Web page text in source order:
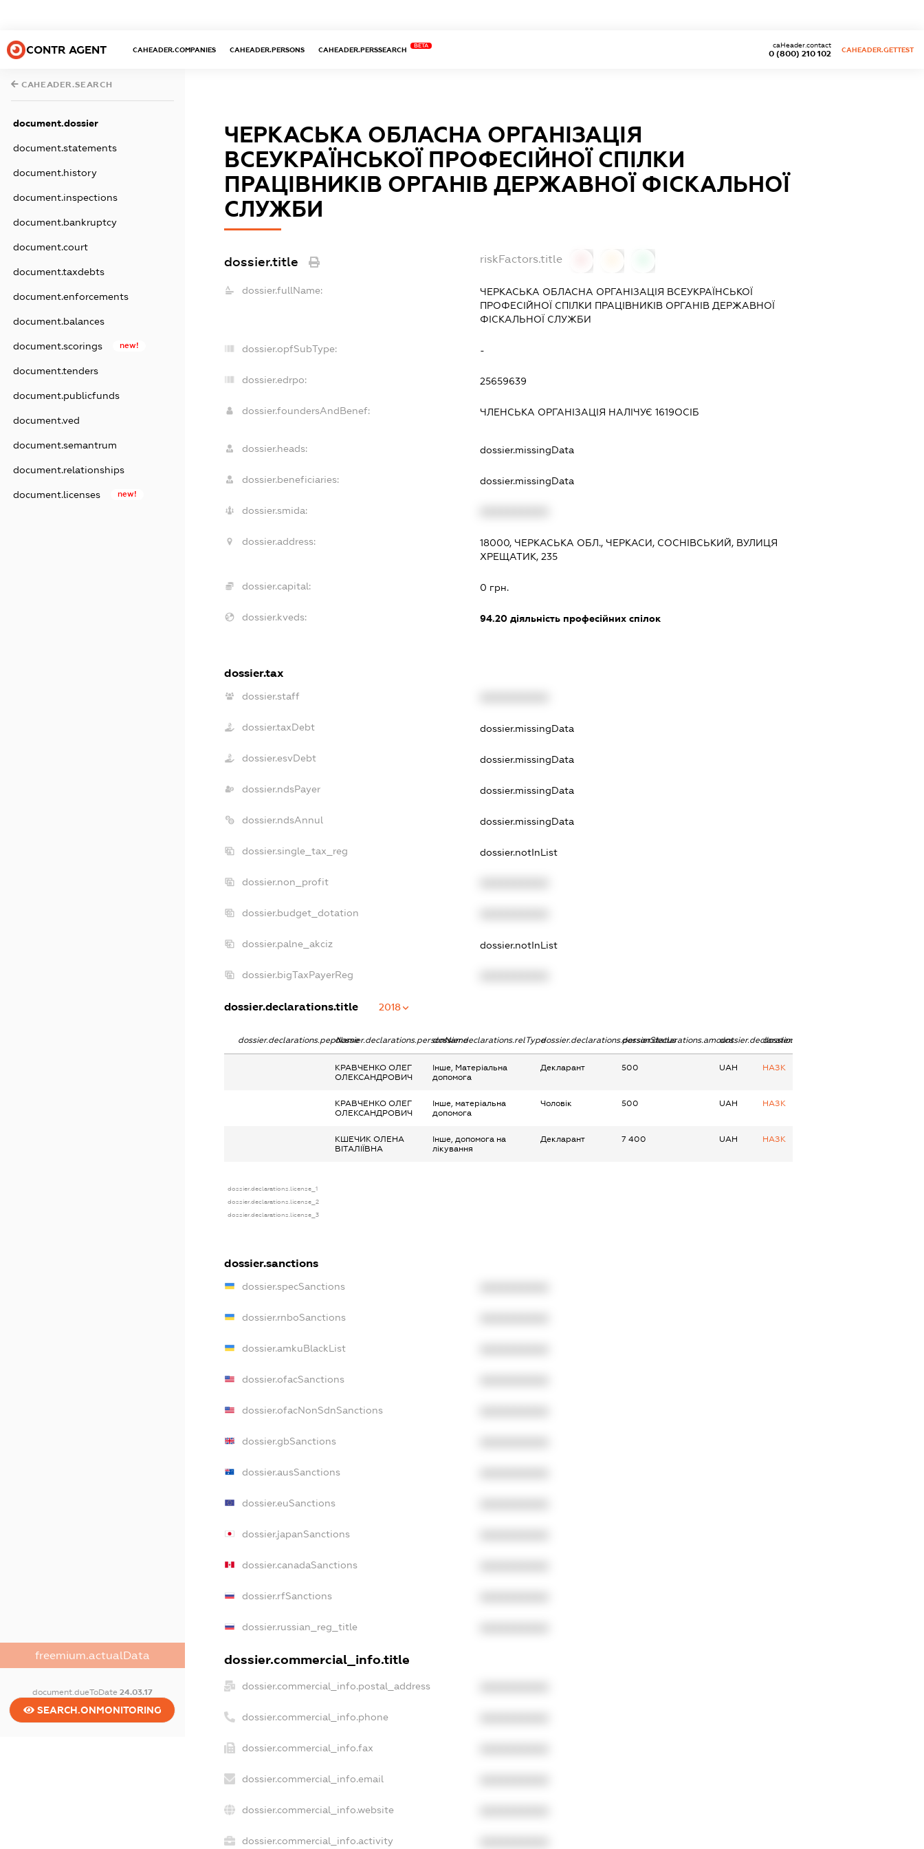
CONTR AGENT CAHEADER.COMPANIES CAHEADER.PERSONS CAHEADER.PERSSEARCH
BETA
0 (800) 210 102
caHeader.contact
CAHEADER.GETTEST
CAHEADER.SEARCH
document.dossier
document.statements
document.history
document.inspections
document.bankruptcy
document.court
document.taxdebts
document.enforcements
document.balances
document.scorings new!
document.tenders
document.publicfunds
document.ved
document.semantrum
document.relationships
document.licenses new!
freemium.actualData
document.dueToDate 24.03.17
SEARCH.ONMONITORING
ЧЕРКАСЬКА ОБЛАСНА ОРГАНІЗАЦІЯ
ВСЕУКРАЇНСЬКОЇ ПРОФЕСІЙНОЇ СПІЛКИ
ПРАЦІВНИКІВ ОРГАНІВ ДЕРЖАВНОЇ ФІСКАЛЬНОЇ
СЛУЖБИ
dossier.title riskFactors.title
dossier.fullName:
ЧЕРКАСЬКА ОБЛАСНА ОРГАНІЗАЦІЯ ВСЕУКРАЇНСЬКОЇ
ПРОФЕСІЙНОЇ СПІЛКИ ПРАЦІВНИКІВ ОРГАНІВ ДЕРЖАВНОЇ
ФІСКАЛЬНОЇ СЛУЖБИ
dossier.opfSubType: -
dossier.edrpo: 25659639
dossier.foundersAndBenef: ЧЛЕНСЬКА ОРГАНІЗАЦІЯ НАЛІЧУЄ 1619ОСІБ
dossier.heads: dossier.missingData
dossier.beneficiaries: dossier.missingData
dossier.smida:
dossier.address:
18000, ЧЕРКАСЬКА ОБЛ., ЧЕРКАСИ, СОСНІВСЬКИЙ, ВУЛИЦЯ
ХРЕЩАТИК, 235
dossier.capital: 0 грн.
dossier.kveds: 94.20діяльність професійних спілок
dossier.tax
dossier.staff
dossier.taxDebt dossier.missingData
dossier.esvDebt dossier.missingData
dossier.ndsPayer dossier.missingData
dossier.ndsAnnul dossier.missingData
dossier.single_tax_reg dossier.notInList
dossier.non_profit
dossier.budget_dotation
dossier.palne_akciz dossier.notInList
dossier.bigTaxPayerReg
dossier.declarations.title 2018
dossier.declarations.pepNamedossier.declarations.personNamedossier.declarations.relTypedossier.declarations.personStatusdossier.declarations.amountdossier.declarations.currency
dossier.declarations.source
КРАВЧЕНКО ОЛЕГ
ОЛЕКСАНДРОВИЧ
Інше, Матеріальна
допомога
Декларант 500 UAH НАЗК
КРАВЧЕНКО ОЛЕГ
ОЛЕКСАНДРОВИЧ
Інше, матеріальна
допомога
Чоловік 500 UAH НАЗК
КШЕЧИК ОЛЕНА
ВІТАЛІЇВНА
Інше, допомога на
лікування
Декларант 7 400 UAH НАЗК
dossier.declarations.license_1
dossier.declarations.license_2
dossier.declarations.license_3
dossier.sanctions
dossier.specSanctions
dossier.rnboSanctions
dossier.amkuBlackList
dossier.ofacSanctions
dossier.ofacNonSdnSanctions
dossier.gbSanctions
dossier.ausSanctions
dossier.euSanctions
dossier.japanSanctions
dossier.canadaSanctions
dossier.rfSanctions
dossier.russian_reg_title
dossier.commercial_info.title
dossier.commercial_info.postal_address
dossier.commercial_info.phone
dossier.commercial_info.fax
dossier.commercial_info.email
dossier.commercial_info.website
dossier.commercial_info.activity